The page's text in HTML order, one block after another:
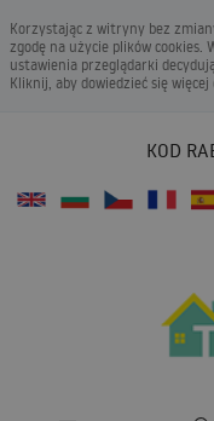
Korzystając z witryny bez
zgodę na użycie plików cookies.
ustawienia przeglądarki
Kliknij, aby dowiedzieć się więcej
KOD